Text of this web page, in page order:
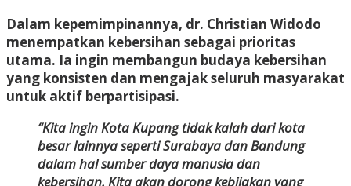
Dalam kepemimpinannya, dr. Christian Widodo
menempatkan kebersihan sebagai prioritas
utama. Ia ingin membangun budaya kebersihan
yang konsisten dan mengajak seluruh masyarakat
untuk aktif berpartisipasi.
“Kita ingin Kota Kupang tidak kalah dari kota
besar lainnya seperti Surabaya dan Bandung
dalam hal sumber daya manusia dan
kebersihan. Kita akan dorong kebijakan yang